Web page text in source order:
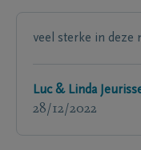
veel sterke in deze
Luc & Linda
28/12/2022